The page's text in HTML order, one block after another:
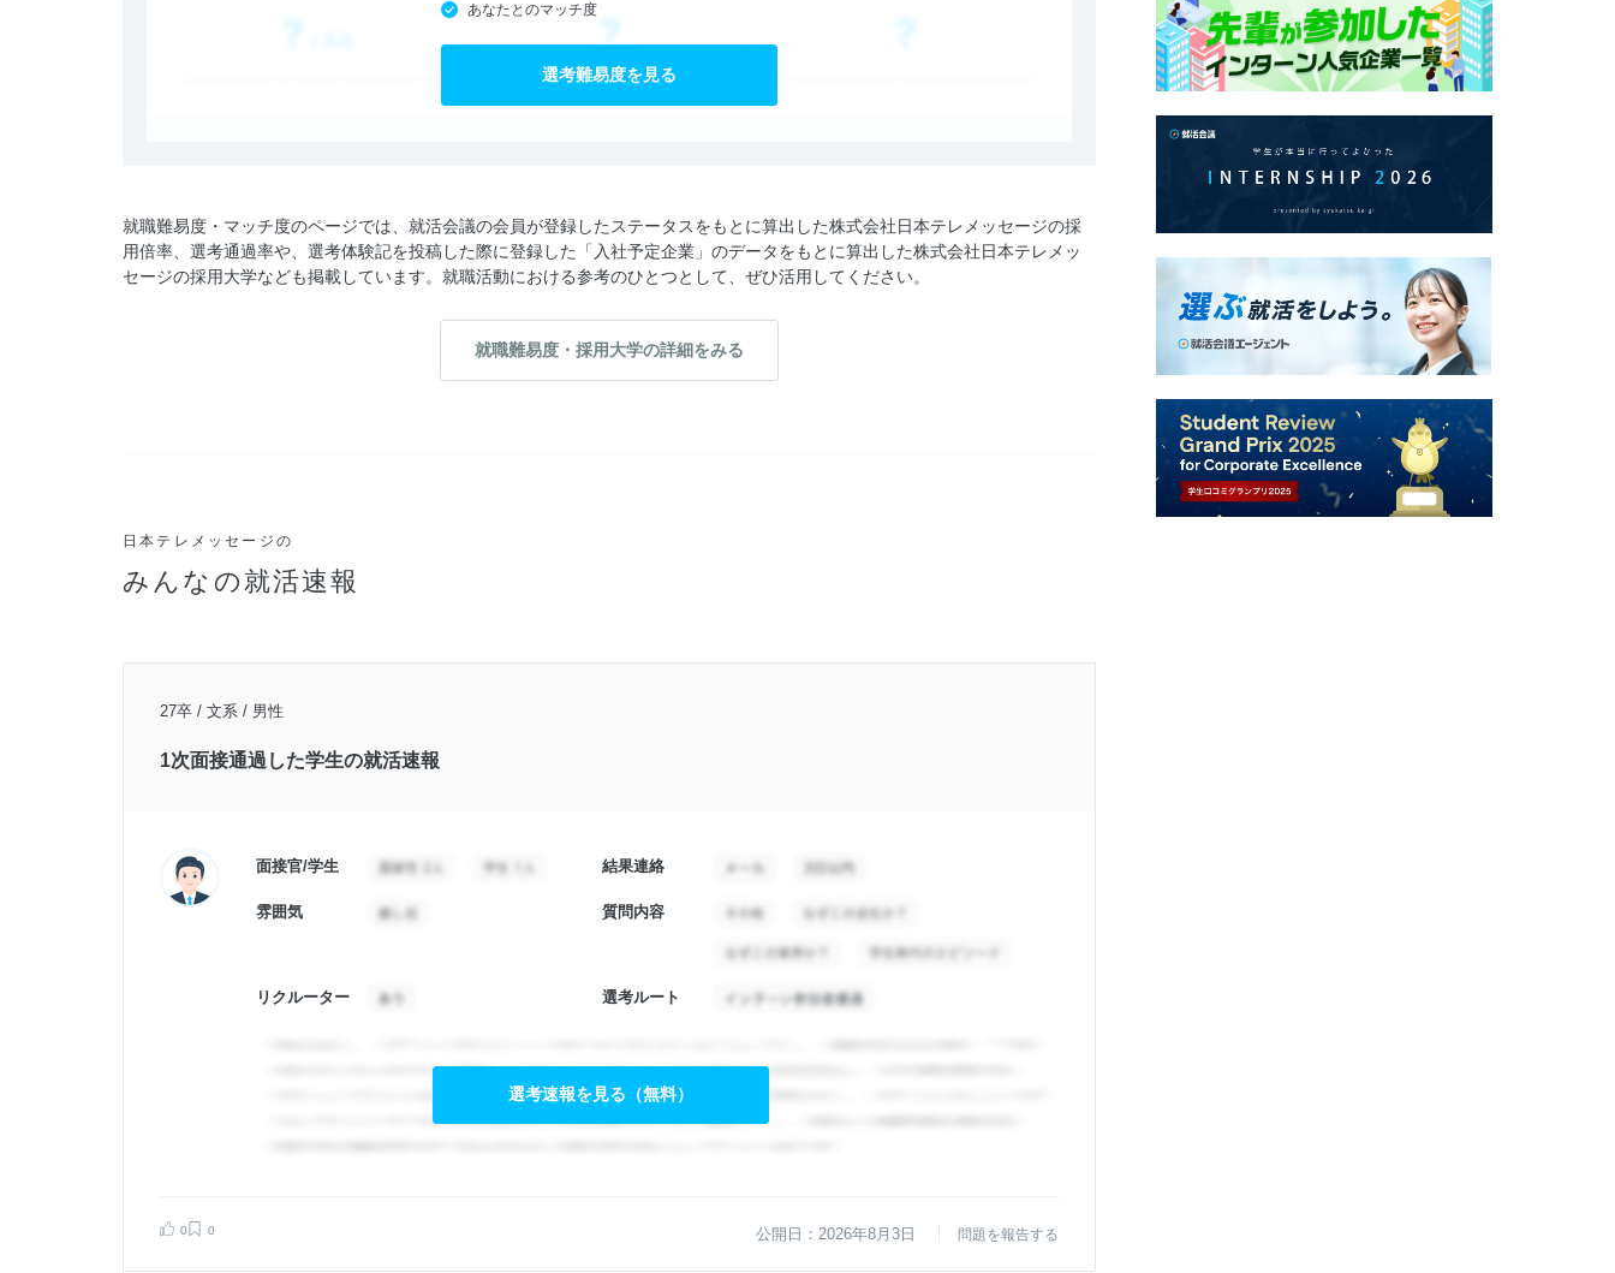
あなたとのマッチ度
選考難易度を見る
就職難易度・マッチ度のページでは、就活会議の会員が登録したステータスをもとに算出した株式会社日本テレメッセージの採
用倍率、選考通過率や、選考体験記を投稿した際に登録した「入社予定企業」のデータをもとに算出した株式会社日本テレメッ
セージの採用大学なども掲載しています。就職活動における参考のひとつとして、ぜひ活用してください。
就職難易度・採用大学の詳細をみる
日本テレメッセージの
みんなの就活速報
27卒 / 文系 / 男性
1次面接通過した学生の就活速報
面接官/学生 結果連絡
雰囲気 質問内容
リクルーター 選考ルート
選考速報を見る（無料）
0 0 公開日：2026年8月3日 問題を報告する